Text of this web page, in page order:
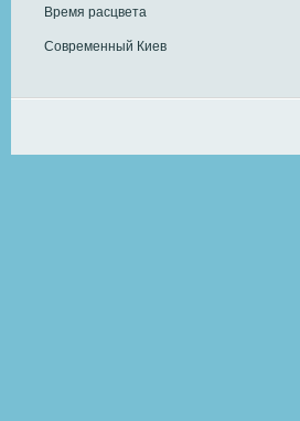
Время расцвета
Современный Киев